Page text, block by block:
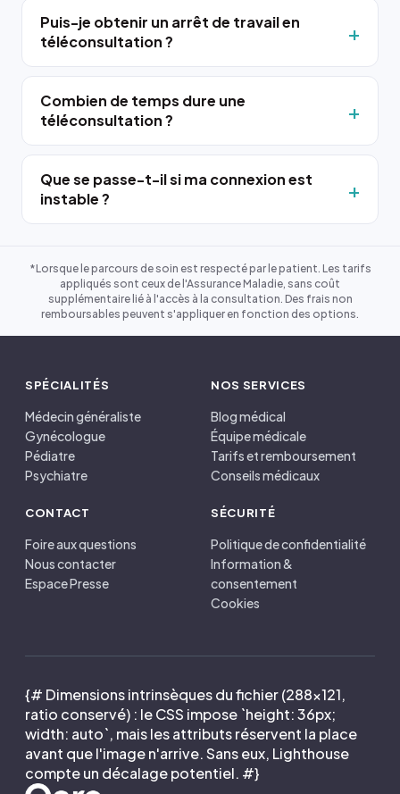
Puis-je obtenir un arrêt de travail en
téléconsultation ?
Combien de temps dure une
téléconsultation ?
Que se passe-t-il si ma connexion est
instable ?
*Lorsque le parcours de soin est respecté par le patient. Les tarifs
appliqués sont ceux de l'Assurance Maladie, sans coût
supplémentaire lié à l'accès à la consultation. Des frais non
remboursables peuvent s'appliquer en fonction des options.
SPÉCIALITÉS
Médecin généraliste
Gynécologue
Pédiatre
Psychiatre
NOS SERVICES
Blog médical
Équipe médicale
Tarifs et remboursement
Conseils médicaux
CONTACT
Foire aux questions
Nous contacter
Espace Presse
SÉCURITÉ
Politique de confidentialité
Information &
consentement
Cookies
{# Dimensions intrinsèques du fichier (288×121,
ratio conservé) : le CSS impose `height: 36px;
width: auto`, mais les attributs réservent la place
avant que l'image n'arrive. Sans eux, Lighthouse
compte un décalage potentiel. #}